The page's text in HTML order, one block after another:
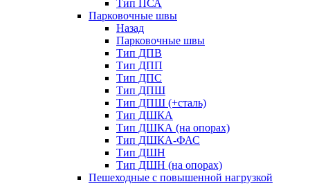
Тип ПСА
Парковочные швы
Назад
Парковочные швы
Тип ДПВ
Тип ДПП
Тип ДПС
Тип ДПШ
Тип ДПШ (+сталь)
Тип ДШКА
Тип ДШКА (на опорах)
Тип ДШКА-ФАС
Тип ДШН
Тип ДШН (на опорах)
Пешеходные с повышенной нагрузкой